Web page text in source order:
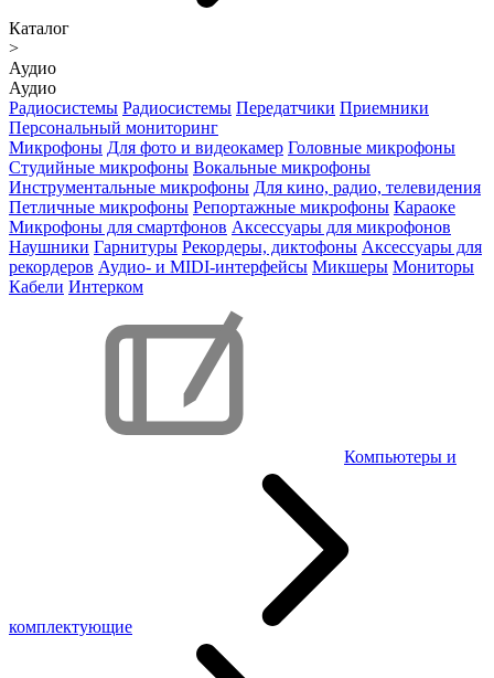
Каталог
>
Аудио
Аудио
Радиосистемы Радиосистемы Передатчики Приемники
Персональный мониторинг
Микрофоны Для фото и видеокамер Головные микрофоны
Студийные микрофоны Вокальные микрофоны
Инструментальные микрофоны Для кино, радио, телевидения
Петличные микрофоны Репортажные микрофоны Караоке
Микрофоны для смартфонов Аксессуары для микрофонов
Наушники Гарнитуры Рекордеры, диктофоны Аксессуары для
рекордеров Аудио- и MIDI-интерфейсы Микшеры Мониторы
Кабели Интерком
Компьютеры и
комплектующие